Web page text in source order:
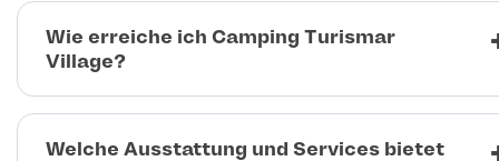
Wie erreiche ich Camping Turismar
Village?
Welche Ausstattung und Services bietet